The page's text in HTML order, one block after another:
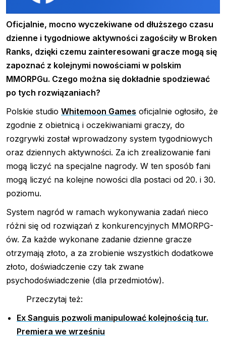
Oficjalnie, mocno wyczekiwane od dłuższego czasu
dzienne i tygodniowe aktywności zagościły w Broken
Ranks, dzięki czemu zainteresowani gracze mogą się
zapoznać z kolejnymi nowościami w polskim
MMORPGu. Czego można się dokładnie spodziewać
po tych rozwiązaniach?
Polskie studio Whitemoon Games oficjalnie ogłosiło, że
zgodnie z obietnicą i oczekiwaniami graczy, do
rozgrywki został wprowadzony system tygodniowych
oraz dziennych aktywności. Za ich zrealizowanie fani
mogą liczyć na specjalne nagrody. W ten sposób fani
mogą liczyć na kolejne nowości dla postaci od 20. i 30.
poziomu.
System nagród w ramach wykonywania zadań nieco
różni się od rozwiązań z konkurencyjnych MMORPG-
ów. Za każde wykonane zadanie dzienne gracze
otrzymają złoto, a za zrobienie wszystkich dodatkowe
złoto, doświadczenie czy tak zwane
psychodoświadczenie (dla przedmiotów).
Przeczytaj też:
Ex Sanguis pozwoli manipulować kolejnością tur.
Premiera we wrześniu